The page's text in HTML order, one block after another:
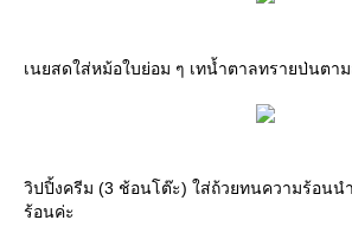
เนยสดใส่หม้อใบย่อม ๆ เทน้ำตาลทรายป่นตาม
วิปปิ้งครีม (3 ช้อนโต๊ะ) ใส่ถ้วยทนความร้อนน
ร้อนค่ะ